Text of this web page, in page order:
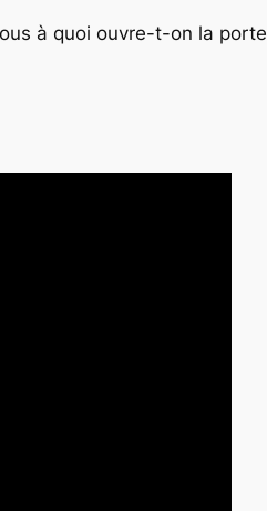
à quoi ouvre-t-on la porte